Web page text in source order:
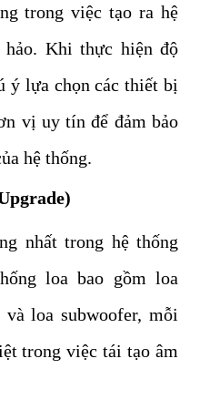
trong việc tạo ra hệ
hảo. Khi thực hiện độ
ý lựa chọn các thiết bị
vị uy tín để đảm bảo
hệ thống.
nhất trong hệ thống
loa bao gồm loa
loa subwoofer, mỗi
trong việc tái tạo âm